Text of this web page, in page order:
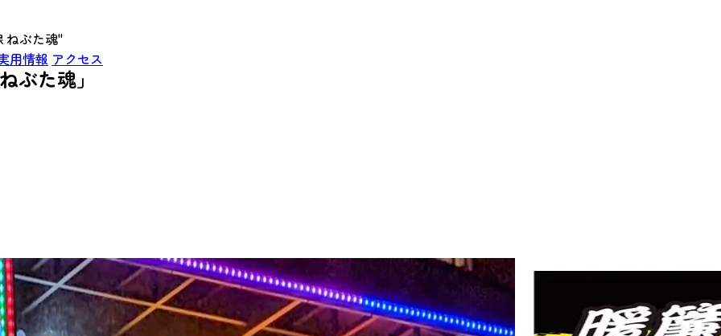
用情報 アクセス
ねぶた魂"
ぶた魂」